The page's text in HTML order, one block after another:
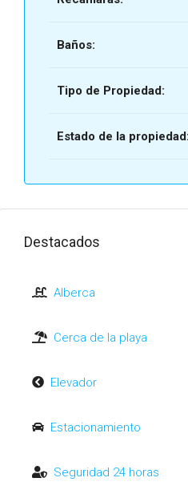
Baños:
Tipo de Propiedad:
Estado de la propiedad:
Destacados
Alberca
Cerca de la playa
Elevador
Estacionamiento
Seguridad 24 horas